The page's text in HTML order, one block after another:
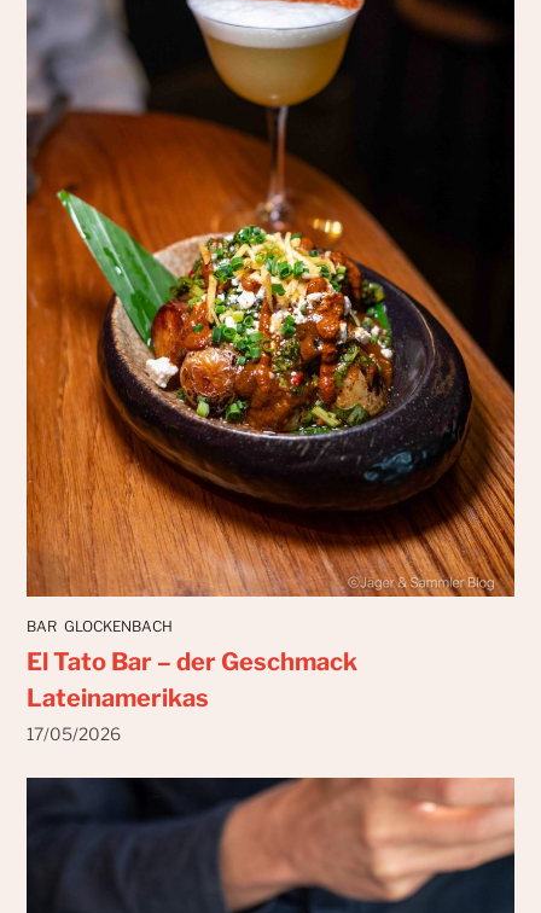
BAR GLOCKENBACH
El Tato Bar – der Geschmack
Lateinamerikas
17/05/2026